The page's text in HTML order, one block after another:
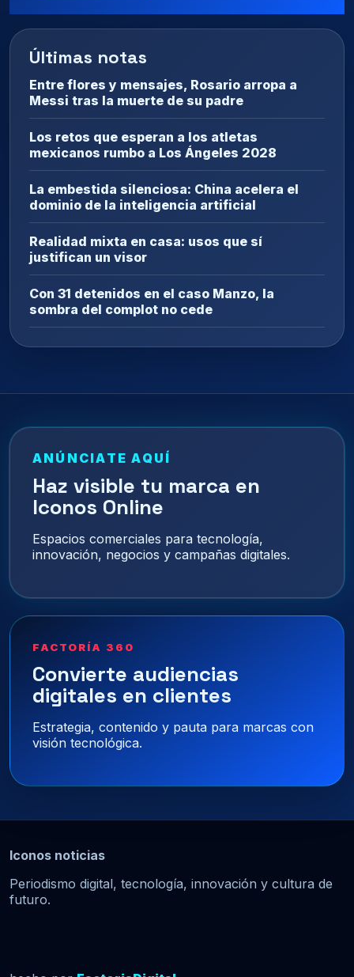
Últimas notas
Entre flores y mensajes, Rosario arropa a
Messi tras la muerte de su padre
Los retos que esperan a los atletas
mexicanos rumbo a Los Ángeles 2028
La embestida silenciosa: China acelera el
dominio de la inteligencia artificial
Realidad mixta en casa: usos que sí
justifican un visor
Con 31 detenidos en el caso Manzo, la
sombra del complot no cede
ANÚNCIATE AQUÍ
Haz visible tu marca en
Iconos Online
Espacios comerciales para tecnología,
innovación, negocios y campañas digitales.
FACTORÍA 360
Convierte audiencias
digitales en clientes
Estrategia, contenido y pauta para marcas con
visión tecnológica.
Iconos noticias
Periodismo digital, tecnología, innovación y cultura de
futuro.